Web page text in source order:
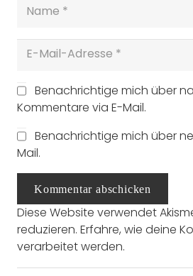
Benachrichtige mich über
Kommentare via E-Mail.
Benachrichtige mich über
Mail.
Kommentar abschicken
Diese Website verwendet
reduzieren. Erfahre, wie deine
verarbeitet werden.